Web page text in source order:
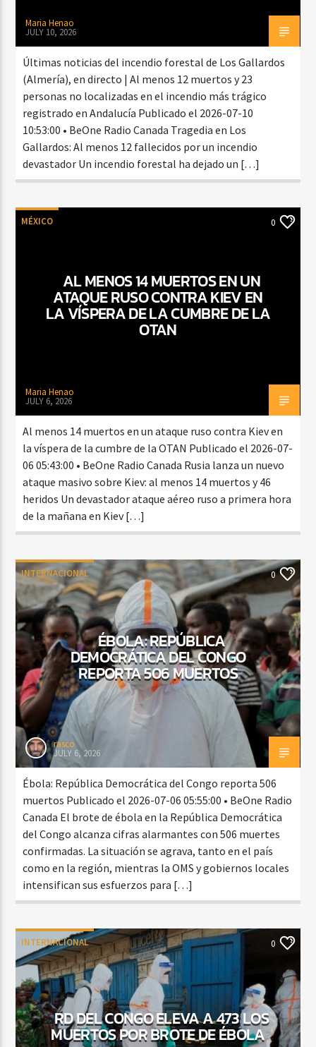
Maria Henao
JULY 10, 2026
Últimas noticias del incendio forestal de Los Gallardos
(Almería), en directo | Al menos 12 muertos y 23
personas no localizadas en el incendio más trágico
registrado en Andalucía Publicado el 2026-07-10
10:53:00 • BeOne Radio Canada Tragedia en Los
Gallardos: Al menos 12 fallecidos por un incendio
devastador Un incendio forestal ha dejado un […]
MÉXICO 0
AL MENOS 14 MUERTOS EN UN
ATAQUE RUSO CONTRA KIEV EN
LA VÍSPERA DE LA CUMBRE DE LA
OTAN
Maria Henao
JULY 6, 2026
Al menos 14 muertos en un ataque ruso contra Kiev en
la víspera de la cumbre de la OTAN Publicado el 2026-07-
06 05:43:00 • BeOne Radio Canada Rusia lanza un nuevo
ataque masivo sobre Kiev: al menos 14 muertos y 46
heridos Un devastador ataque aéreo ruso a primera hora
de la mañana en Kiev […]
INTERNACIONAL 0
ÉBOLA: REPÚBLICA
DEMOCRÁTICA DEL CONGO
REPORTA 506 MUERTOS
rasco
JULY 6, 2026
Ébola: República Democrática del Congo reporta 506
muertos Publicado el 2026-07-06 05:55:00 • BeOne Radio
Canada El brote de ébola en la República Democrática
del Congo alcanza cifras alarmantes con 506 muertes
confirmadas. La situación se agrava, tanto en el país
como en la región, mientras la OMS y gobiernos locales
intensifican sus esfuerzos para […]
INTERNACIONAL 0
RD DEL CONGO ELEVA A 473 LOS
MUERTOS POR BROTE DE ÉBOLA